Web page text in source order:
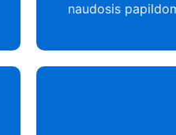
naudosis